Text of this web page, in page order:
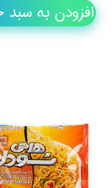
افزودن به سبد